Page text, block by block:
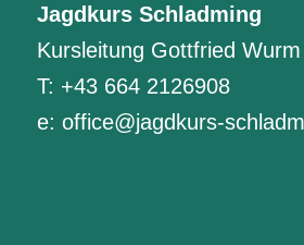
Jagdkurs Schladming
Kursleitung Gottfried Wurm
T: +43 664 2126908
e: office@jagdkurs-